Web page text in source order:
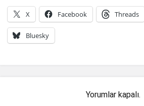
X Facebook Threads
Bluesky
Yorumlar kapalı.